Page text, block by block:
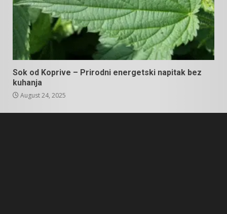
Sok od Koprive – Prirodni energetski napitak bez
kuhanja
August 24, 2025